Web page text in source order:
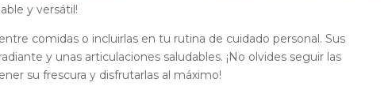
y versátil!
comidas o incluirlas en tu rutina de cuidado personal. Sus
y unas articulaciones saludables. ¡No olvides seguir las
su frescura y disfrutarlas al máximo!